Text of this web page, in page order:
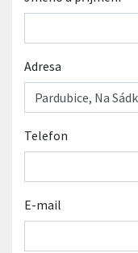
Adresa
Telefon
E-mail